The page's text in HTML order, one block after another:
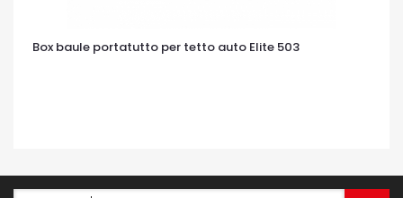
Box baule portatutto per tetto auto Elite 503